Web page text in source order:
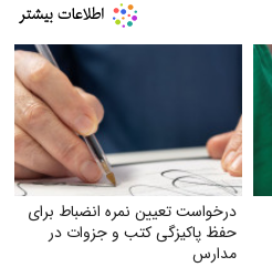
درخواست تعیین نمره انضباط برای
حفظ پاکیزگی کتب و جزوات در
مدارس